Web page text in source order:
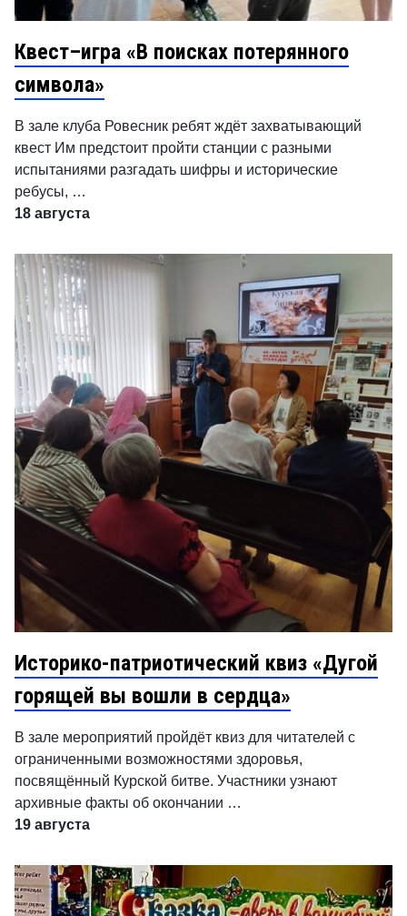
Квест–игра «В поисках потерянного
символа»
В зале клуба Ровесник ребят ждёт захватывающий
квест Им предстоит пройти станции с разными
испытаниями разгадать шифры и исторические
ребусы, …
18 августа
Историко-патриотический квиз «Дугой
горящей вы вошли в сердца»
В зале мероприятий пройдёт квиз для читателей с
ограниченными возможностями здоровья,
посвящённый Курской битве. Участники узнают
архивные факты об окончании …
19 августа